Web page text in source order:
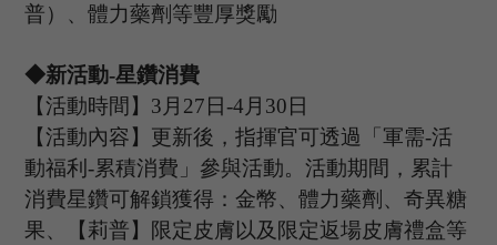
普）、體力藥劑等豐厚獎勵
◆新活動-星鑽消費
【活動時間】 3 月 27日-4 月 30日
【活動內容】更新後，指揮官可透過「軍需-活
動福利-累積消費」參與活動。活動期間，累計
消費星鑽可解鎖獲得：金幣、體力藥劑、奇異糖
果、【莉普】限定皮膚以及限定返場皮膚禮盒等